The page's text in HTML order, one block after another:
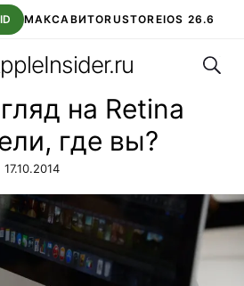
МАКСАВИТОRUSTOREIOS 26.6
ОНЛАЙН ЧАТ В ROBLOX
на Retina
где вы?
17.10.2014